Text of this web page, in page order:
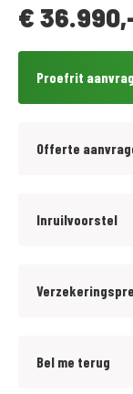
Nobelweg 4, 4462 GK,
https://
juiste adres bij
kleding (mega
€
Proefrit
Offerte
Inruilvoorstel
Bel me terug